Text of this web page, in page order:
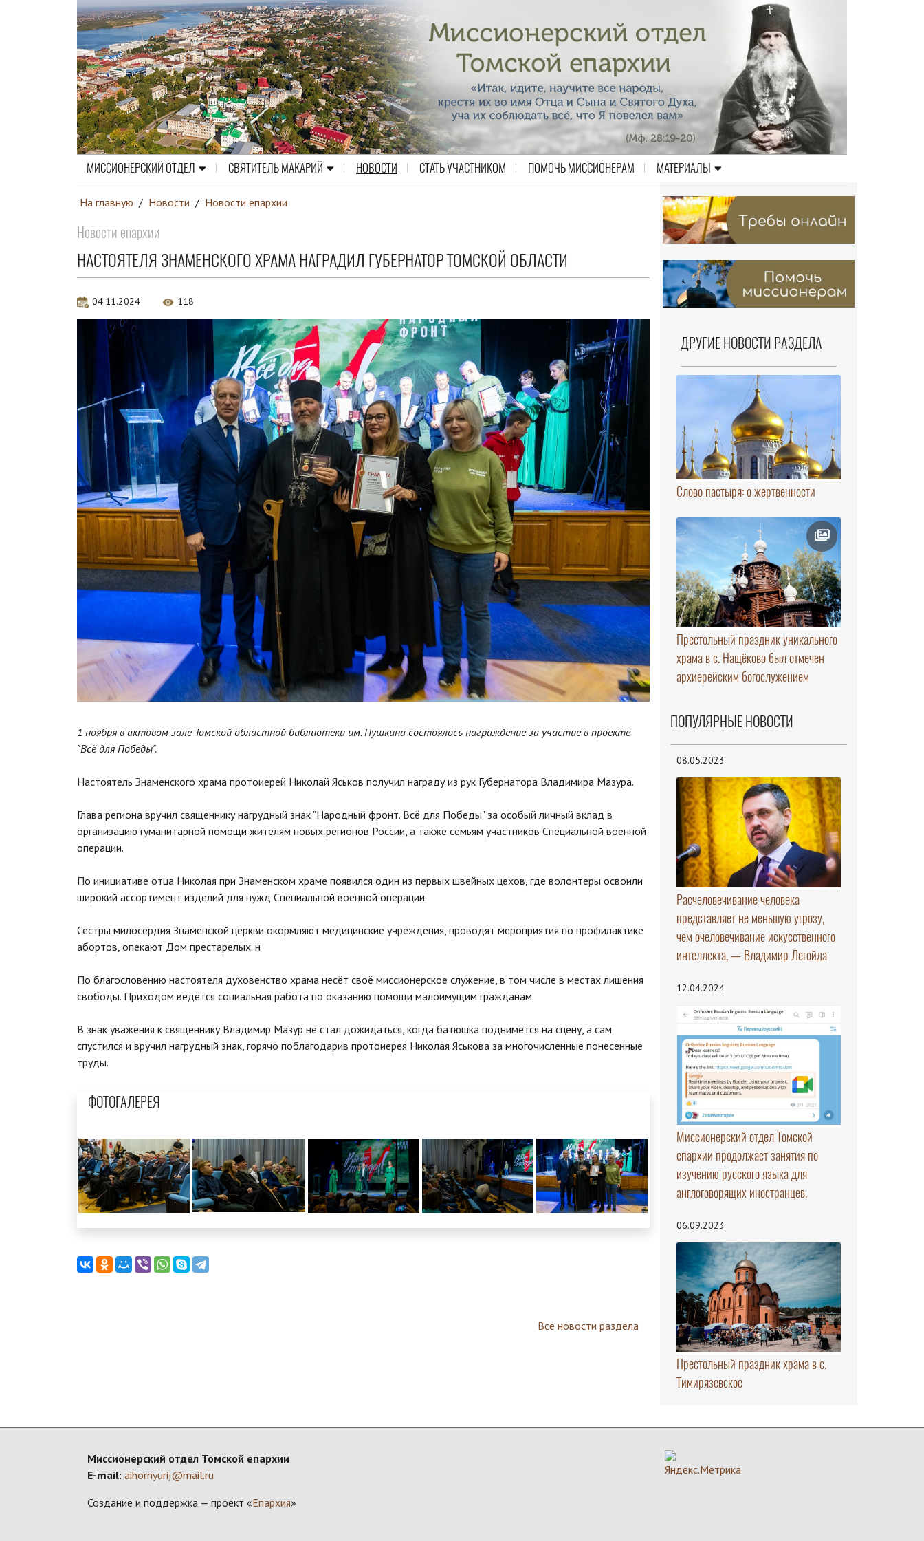
МИССИОНЕРСКИЙ ОТДЕЛ СВЯТИТЕЛЬ МАКАРИЙ НОВОСТИ СТАТЬ УЧАСТНИКОМ ПОМОЧЬ МИССИОНЕРАМ МАТЕРИАЛЫ
На главную / Новости / Новости епархии
Новости епархии
НАСТОЯТЕЛЯ ЗНАМЕНСКОГО ХРАМА НАГРАДИЛ ГУБЕРНАТОР ТОМСКОЙ ОБЛАСТИ
04.11.2024 118
1 ноября в актовом зале Томской областной библиотеки им. Пушкина состоялось награждение за участие в проекте
"Всё для Победы".
Настоятель Знаменского храма протоиерей Николай Яськов получил награду из рук Губернатора Владимира Мазура.
Глава региона вручил священнику нагрудный знак "Народный фронт. Всё для Победы" за особый личный вклад в
организацию гуманитарной помощи жителям новых регионов России, а также семьям участников Специальной военной
операции.
По инициативе отца Николая при Знаменском храме появился один из первых швейных цехов, где волонтеры освоили
широкий ассортимент изделий для нужд Специальной военной операции.
Сестры милосердия Знаменской церкви окормляют медицинские учреждения, проводят мероприятия по профилактике
абортов, опекают Дом престарелых. н
По благословению настоятеля духовенство храма несёт своё миссионерское служение, в том числе в местах лишения
свободы. Приходом ведётся социальная работа по оказанию помощи малоимущим гражданам.
В знак уважения к священнику Владимир Мазур не стал дожидаться, когда батюшка поднимется на сцену, а сам
спустился и вручил нагрудный знак, горячо поблагодарив протоиерея Николая Яськова за многочисленные понесенные
труды.
ФОТОГАЛЕРЕЯ
Все новости раздела
ДРУГИЕ НОВОСТИ РАЗДЕЛА
Слово пастыря: о жертвенности
Престольный праздник уникального
храма в с. Нащёково был отмечен
архиерейским богослужением
ПОПУЛЯРНЫЕ НОВОСТИ
08.05.2023
Расчеловечивание человека
представляет не меньшую угрозу,
чем очеловечивание искусственного
интеллекта, — Владимир Легойда
12.04.2024
Миссионерский отдел Томской
епархии продолжает занятия по
изучению русского языка для
англоговорящих иностранцев.
06.09.2023
Престольный праздник храма в с.
Тимирязевское
Миссионерский отдел Томской епархии
E-mail: aihornyurij@mail.ru
Создание и поддержка — проект «Епархия»